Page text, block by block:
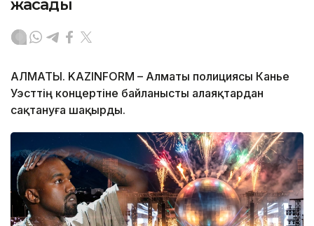
жасады
АЛМАТЫ. KAZINFORM – Алматы полициясы Канье
Уэсттің концертіне байланысты алаяқтардан
сақтануға шақырды.